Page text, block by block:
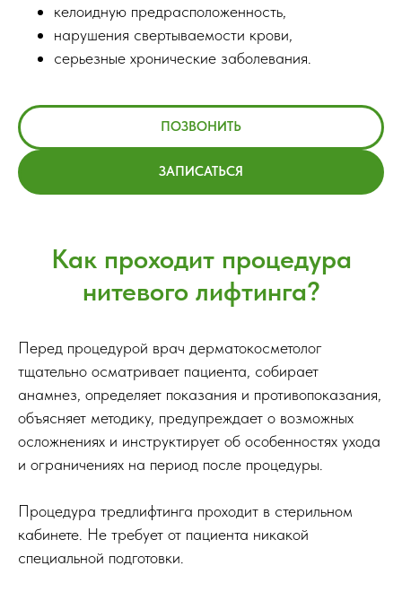
келоидную предрасположенность,
нарушения свертываемости крови,
серьезные хронические заболевания.
ПОЗВОНИТЬ
ЗАПИСАТЬСЯ
Как проходит процедура
нитевого лифтинга?
Перед процедурой врач дерматокосметолог
тщательно осматривает пациента, собирает
анамнез, определяет показания и противопоказания,
объясняет методику, предупреждает о возможных
осложнениях и инструктирует об особенностях ухода
и ограничениях на период после процедуры.
Процедура тредлифтинга проходит в стерильном
кабинете. Не требует от пациента никакой
специальной подготовки.